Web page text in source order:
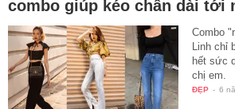
combo giúp kéo chân dài tới
Combo
Linh chỉ
hết sức
chị em.
ĐẸP - 6